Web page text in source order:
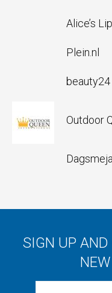
Alice’s
Plein.nl
beauty24
Outdoor
SIGN UP